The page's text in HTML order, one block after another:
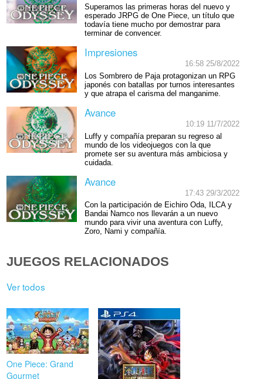
Superamos las primeras horas del nuevo y
esperado JRPG de One Piece, un título que
todavía tiene mucho por demostrar para
terminar de convencer.
Impresiones
16:58 25/8/2022
Los Sombrero de Paja protagonizan un RPG
japonés con batallas por turnos interesantes
y que atrapa el carisma del manganime.
Avance
10:19 11/7/2022
Luffy y compañía preparan su regreso al
mundo de los videojuegos con la que
promete ser su aventura más ambiciosa y
cuidada.
Avance
17:43 29/3/2022
Con la participación de Eichiro Oda, ILCA y
Bandai Namco nos llevarán a un nuevo
mundo para vivir una aventura con Luffy,
Zoro, Nami y compañía.
JUEGOS RELACIONADOS
Ver todos
One Piece: Grand
Gourmet